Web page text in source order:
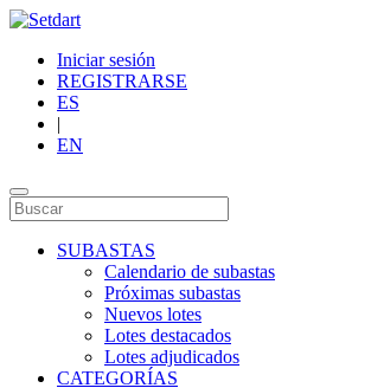
Iniciar sesión
REGISTRARSE
ES
|
EN
SUBASTAS
Calendario de subastas
Próximas subastas
Nuevos lotes
Lotes destacados
Lotes adjudicados
CATEGORÍAS